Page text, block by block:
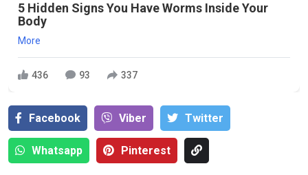
5 Hidden Signs You Have Worms Inside Your
Body
More
436 93 337
Facebook Viber Тwitter
Whatsapp Pinterest